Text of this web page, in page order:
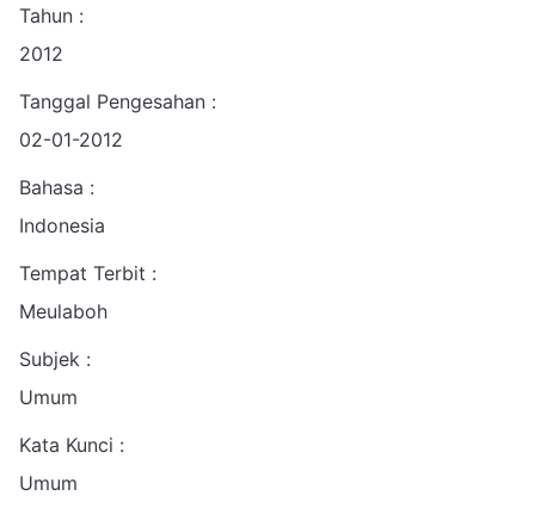
Tahun :
2012
Tanggal Pengesahan :
02-01-2012
Bahasa :
Indonesia
Tempat Terbit :
Meulaboh
Subjek :
Umum
Kata Kunci :
Umum